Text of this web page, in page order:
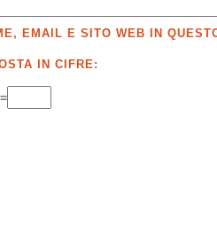
EMAIL E SITO WEB IN
IN CIFRE: